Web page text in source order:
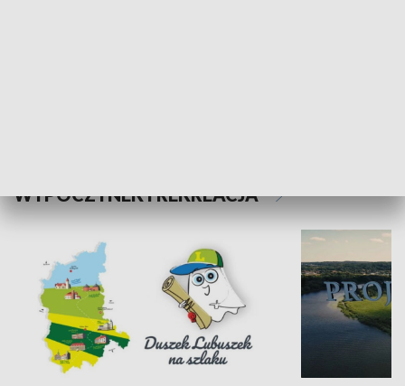
WYPOCZYNEK I REKREACJA